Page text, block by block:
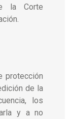
la Corte
protección
de la
los
y a no